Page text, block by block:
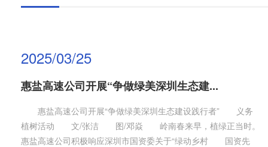
2025/03/25
惠盐高速公司开展“争做绿美深圳生态建...
惠盐高速公司开展“争做绿美深圳生态建设践行者” 义务
植树活动 文/张洁 图/邓焱 岭南春来早，植绿正当时。
惠盐高速公司积极响应深圳市国资委关于“绿动乡村 国资先